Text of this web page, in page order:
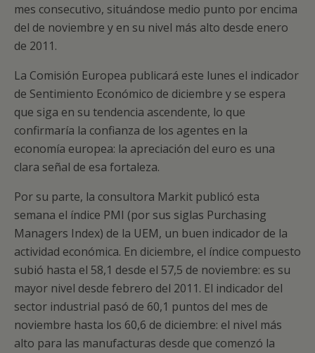
mes consecutivo, situándose medio punto por encima
del de noviembre y en su nivel más alto desde enero
de 2011.
La Comisión Europea publicará este lunes el indicador
de Sentimiento Económico de diciembre y se espera
que siga en su tendencia ascendente, lo que
confirmaría la confianza de los agentes en la
economía europea: la apreciación del euro es una
clara señal de esa fortaleza.
Por su parte, la consultora Markit publicó esta
semana el índice PMI (por sus siglas Purchasing
Managers Index) de la UEM, un buen indicador de la
actividad económica. En diciembre, el índice compuesto
subió hasta el 58,1 desde el 57,5 de noviembre: es su
mayor nivel desde febrero del 2011. El indicador del
sector industrial pasó de 60,1 puntos del mes de
noviembre hasta los 60,6 de diciembre: el nivel más
alto para las manufacturas desde que comenzó la